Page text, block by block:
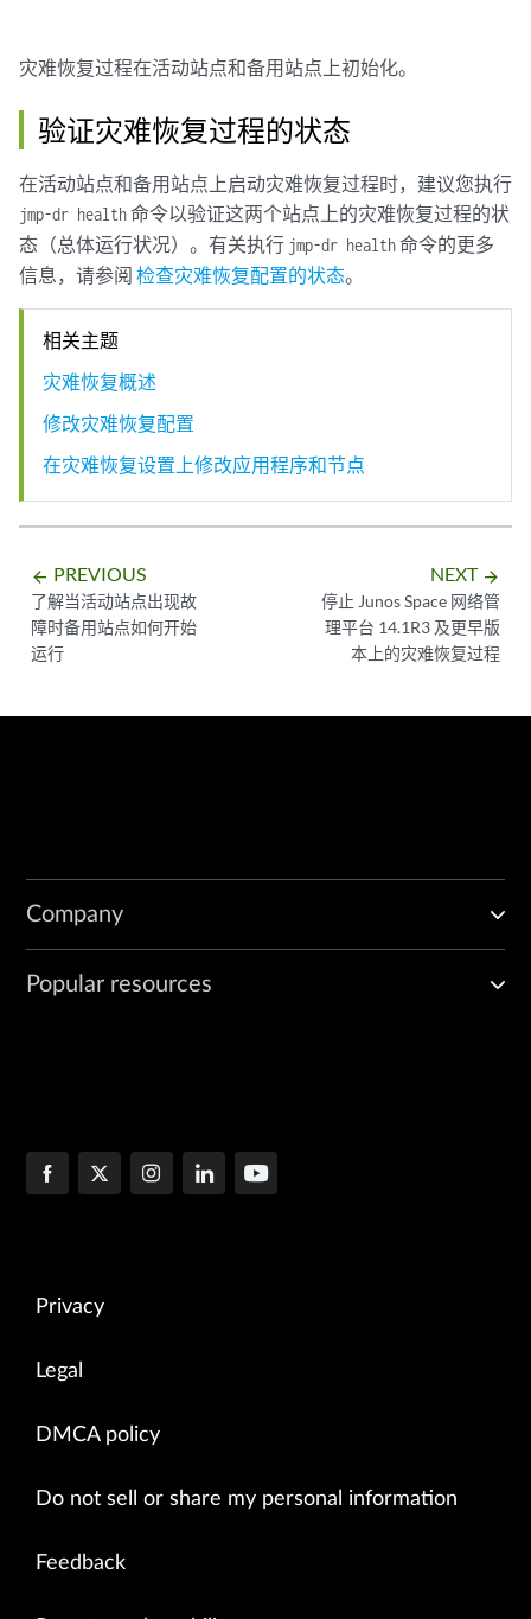
Copy files to DR slave site
INFO: => start DR at DR remote site: standby
Stop dr-watchdog if it's running
Check status of DR remote site: up
Check current DR role: standby
Load /var/cache/jmp-geo/incoming/start.properties
Reset MySQL init script and stop replication
Scp backup file from peer site: /var/cache/jmp-geo/
Setup MySQL replication and start replication
Setup PostgreSQL replication
Start files & RRD replication
Start dr-watchdog
Clean up /var/cache/jmp-geo/incoming
Command completed.
灾难恢复过程在活动站点和备用站点上初始化。
验证灾难恢复过程的状态
在活动站点和备用站点上启动灾难恢复过程时，建议您执行
jmp-dr health命令以验证这两个站点上的灾难恢复过程的状
态（总体运行状况）。有关执行 jmp-dr health命令的更多
信息，请参阅 检查灾难恢复配置的状态。
相关主题
灾难恢复概述
修改灾难恢复配置
在灾难恢复设置上修改应用程序和节点
arrow_backward PREVIOUS
了解当活动站点出现故
障时备用站点如何开始
运行
NEXT arrow_forward
停止 Junos Space 网络管
理平台 14.1R3 及更早版
本上的灾难恢复过程
Company
Popular resources
Privacy
Legal
DMCA policy
Do not sell or share my personal information
Feedback